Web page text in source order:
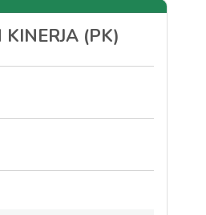
KINERJA (PK)